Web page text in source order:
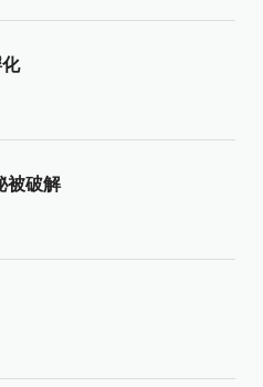
被破解